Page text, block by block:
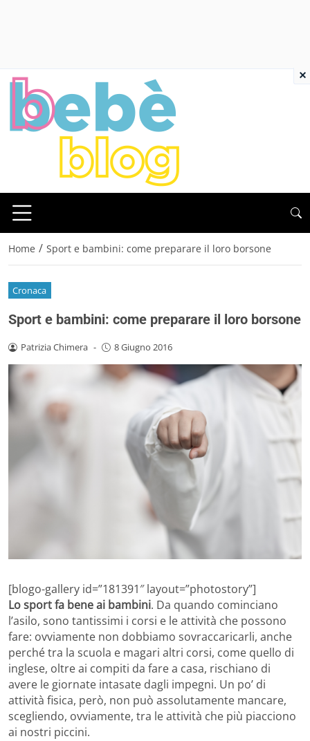
Home / Sport e bambini: come preparare il loro borsone
Cronaca
Sport e bambini: come preparare il loro borsone
Patrizia Chimera - 8 Giugno 2016
[blogo-gallery id=”181391″ layout=”photostory”]
Lo sport fa bene ai bambini. Da quando cominciano
l’asilo, sono tantissimi i corsi e le attività che possono
fare: ovviamente non dobbiamo sovraccaricarli, anche
perché tra la scuola e magari altri corsi, come quello di
inglese, oltre ai compiti da fare a casa, rischiano di
avere le giornate intasate dagli impegni. Un po’ di
attività fisica, però, non può assolutamente mancare,
scegliendo, ovviamente, tra le attività che più piacciono
ai nostri piccini.
×